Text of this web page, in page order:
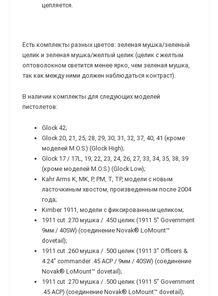
цепляется.
Есть комплекты разных цветов: зеленая мушка/зеленый
целик и зеленая мушка/желтый целик (целик с желтым
оптоволокном светится менее ярко, чем зеленая мушка,
так как между ними должен наблюдаться контраст).
В наличии комплекты для следующих моделей
пистолетов:
Glock 42;
Glock 20, 21, 25, 28, 29, 30, 31, 32, 37, 40, 41 (кроме
моделей M.O.S.) (Glock High);
Glock 17 / 17L, 19, 22, 23, 24, 26, 27, 33, 34, 35, 38, 39
(кроме моделей M.O.S.) (Glock Low);
Kahr Arms K, MK, P, PM, T, TP, модели с новым
ласточкиным хвостом, произведенным после 2004
года;
Kimber 1911, модели с фиксированным целиком;
1911 cut .270 мушка / .450 целик (1911 5" Government
9мм / 40SW) (соединение Novak® LoMount™
dovetail);
1911 cut .260 мушка / .500 целик (1911 3" Officers &
4.24" commander .45 ACP / 9мм / 40SW) (соединение
Novak® LoMount™ dovetail);
1911 cut .270 мушка / .500 целик (1911 5" Government
.45 ACP) (соединение Novak® LoMount™ dovetail);